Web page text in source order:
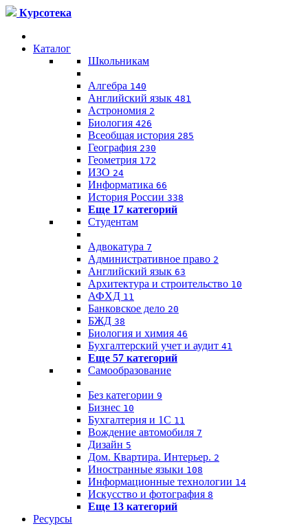
Курсотека
Каталог
Школьникам
Алгебра 140
Английский язык 481
Астрономия 2
Биология 426
Всеобщая история 285
География 230
Геометрия 172
ИЗО 24
Информатика 66
История России 338
Еще 17 категорий
Студентам
Адвокатура 7
Административное право 2
Английский язык 63
Архитектура и строительство 10
АФХД 11
Банковское дело 20
БЖД 38
Биология и химия 46
Бухгалтерский учет и аудит 41
Еще 57 категорий
Самообразование
Без категории 9
Бизнес 10
Бухгалтерия и 1C 11
Вождение автомобиля 7
Дизайн 5
Дом. Квартира. Интерьер. 2
Иностранные языки 108
Информационные технологии 14
Искусство и фотография 8
Еще 13 категорий
Ресурсы